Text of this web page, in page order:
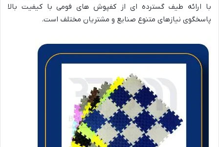
با ارائه طیف گسترده ای از کفپوش های فومی با کیفیت بالا
پاسخگوی نیازهای متنوع صنایع و مشتریان مختلف است.